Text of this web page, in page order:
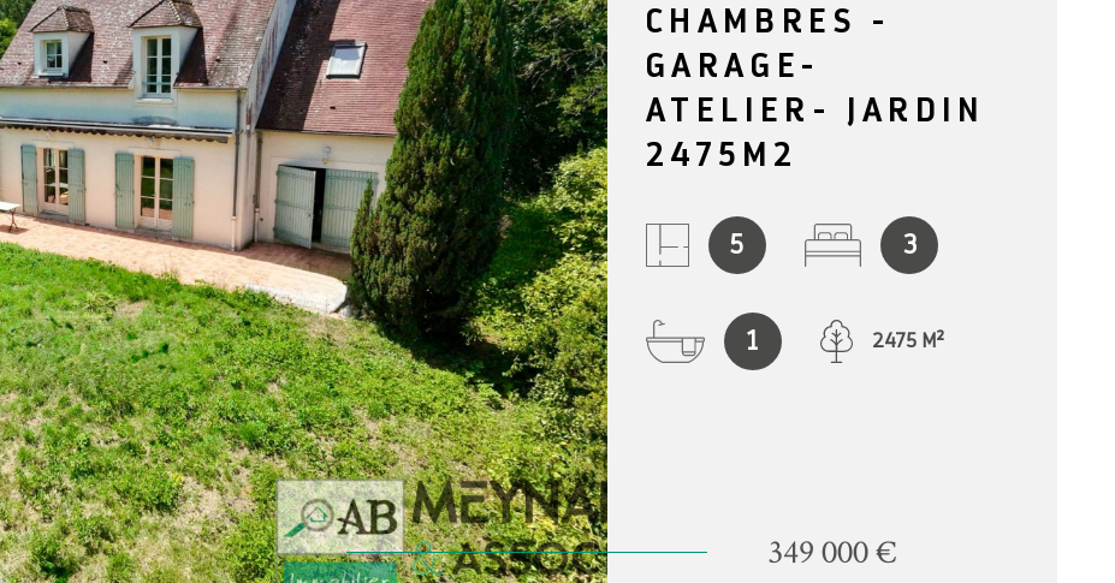
CONTACT
CHAMBRES -
GARAGE-
ATELIER- JARDIN
2475M2
5 3
1 2475 M²
349 000 €